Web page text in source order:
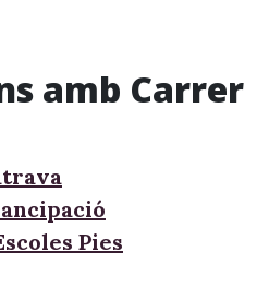
amb Carrer
Pies